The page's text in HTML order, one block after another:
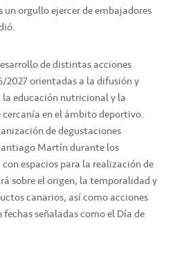
un orgullo ejercer de embajadores
de distintas acciones
orientadas a la difusión y
educación nutricional y la
en el ámbito deportivo.
de degustaciones
Martín durante los
espacios para la realización de
sobre el origen, la temporalidad y
canarios, así como acciones
señaladas como el Día de